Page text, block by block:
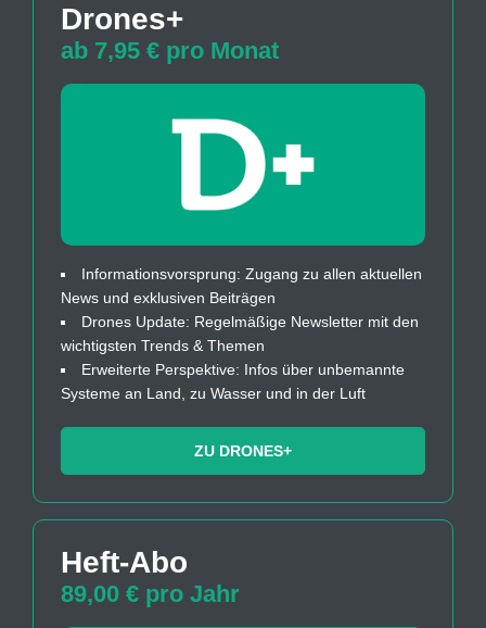
Drones+
ab 7,95 € pro Monat
Informationsvorsprung: Zugang zu allen aktuellen
News und exklusiven Beiträgen
Drones Update: Regelmäßige Newsletter mit den
wichtigsten Trends & Themen
Erweiterte Perspektive: Infos über unbemannte
Systeme an Land, zu Wasser und in der Luft
ZU DRONES+
Heft-Abo
89,00 € pro Jahr